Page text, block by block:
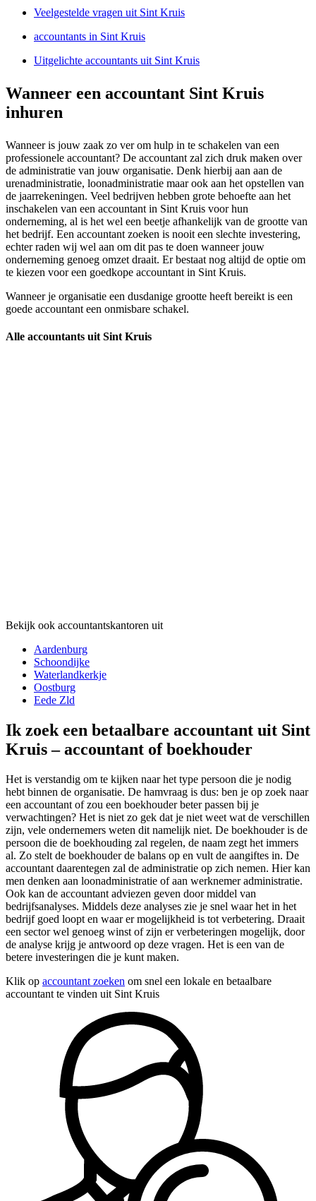
Veelgestelde vragen uit Sint Kruis
accountants in Sint Kruis
Uitgelichte accountants uit Sint Kruis
Wanneer een accountant Sint Kruis
inhuren
Wanneer is jouw zaak zo ver om hulp in te schakelen van een
professionele accountant? De accountant zal zich druk maken over
de administratie van jouw organisatie. Denk hierbij aan aan de
urenadministratie, loonadministratie maar ook aan het opstellen van
de jaarrekeningen. Veel bedrijven hebben grote behoefte aan het
inschakelen van een accountant in Sint Kruis voor hun
onderneming, al is het wel een beetje afhankelijk van de grootte van
het bedrijf. Een accountant zoeken is nooit een slechte investering,
echter raden wij wel aan om dit pas te doen wanneer jouw
onderneming genoeg omzet draait. Er bestaat nog altijd de optie om
te kiezen voor een goedkope accountant in Sint Kruis.
Wanneer je organisatie een dusdanige grootte heeft bereikt is een
goede accountant een onmisbare schakel.
Alle accountants uit Sint Kruis
Bekijk ook accountantskantoren uit
Aardenburg
Schoondijke
Waterlandkerkje
Oostburg
Eede Zld
Ik zoek een betaalbare accountant uit Sint
Kruis – accountant of boekhouder
Het is verstandig om te kijken naar het type persoon die je nodig
hebt binnen de organisatie. De hamvraag is dus: ben je op zoek naar
een accountant of zou een boekhouder beter passen bij je
verwachtingen? Het is niet zo gek dat je niet weet wat de verschillen
zijn, vele ondernemers weten dit namelijk niet. De boekhouder is de
persoon die de boekhouding zal regelen, de naam zegt het immers
al. Zo stelt de boekhouder de balans op en vult de aangiftes in. De
accountant daarentegen zal de administratie op zich nemen. Hier kan
men denken aan loonadministratie of aan werknemer administratie.
Ook kan de accountant adviezen geven door middel van
bedrijfsanalyses. Middels deze analyses zie je snel waar het in het
bedrijf goed loopt en waar er mogelijkheid is tot verbetering. Draait
een sector wel genoeg winst of zijn er verbeteringen mogelijk, door
de analyse krijg je antwoord op deze vragen. Het is een van de
betere investeringen die je kunt maken.
Klik op accountant zoeken om snel een lokale en betaalbare
accountant te vinden uit Sint Kruis